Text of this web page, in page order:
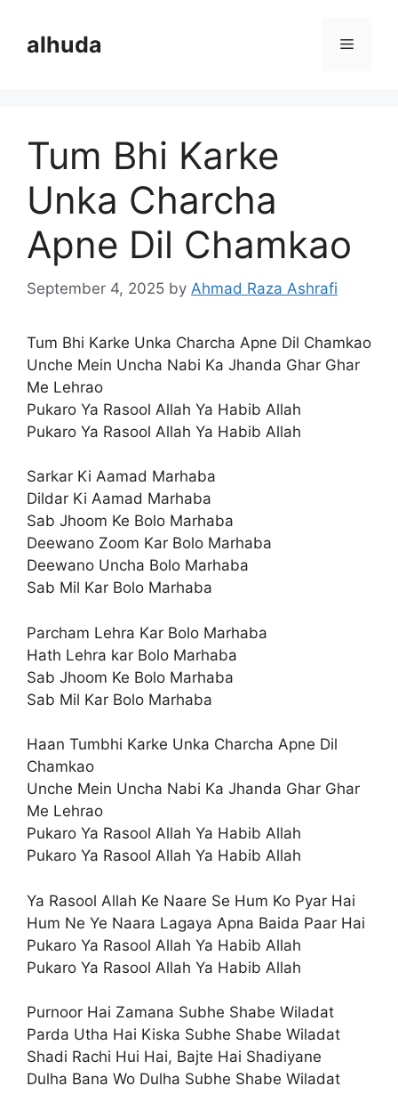
contentalhuda Menu
Tum Bhi Karke
Unka Charcha
Apne Dil Chamkao
September 4, 2025 by Ahmad Raza Ashrafi
Tum Bhi Karke Unka Charcha Apne Dil Chamkao
Unche Mein Uncha Nabi Ka Jhanda Ghar Ghar
Me Lehrao
Pukaro Ya Rasool Allah Ya Habib Allah
Pukaro Ya Rasool Allah Ya Habib Allah
Sarkar Ki Aamad Marhaba
Dildar Ki Aamad Marhaba
Sab Jhoom Ke Bolo Marhaba
Deewano Zoom Kar Bolo Marhaba
Deewano Uncha Bolo Marhaba
Sab Mil Kar Bolo Marhaba
Parcham Lehra Kar Bolo Marhaba
Hath Lehra kar Bolo Marhaba
Sab Jhoom Ke Bolo Marhaba
Sab Mil Kar Bolo Marhaba
Haan Tumbhi Karke Unka Charcha Apne Dil
Chamkao
Unche Mein Uncha Nabi Ka Jhanda Ghar Ghar
Me Lehrao
Pukaro Ya Rasool Allah Ya Habib Allah
Pukaro Ya Rasool Allah Ya Habib Allah
Ya Rasool Allah Ke Naare Se Hum Ko Pyar Hai
Hum Ne Ye Naara Lagaya Apna Baida Paar Hai
Pukaro Ya Rasool Allah Ya Habib Allah
Pukaro Ya Rasool Allah Ya Habib Allah
Purnoor Hai Zamana Subhe Shabe Wiladat
Parda Utha Hai Kiska Subhe Shabe Wiladat
Shadi Rachi Hui Hai, Bajte Hai Shadiyane
Dulha Bana Wo Dulha Subhe Shabe Wiladat